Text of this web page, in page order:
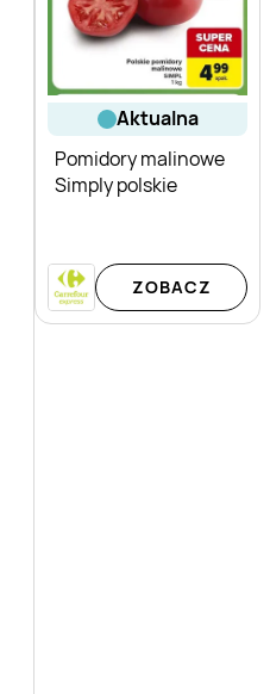
aktualna
Pomidory malinowe
Simply polskie
ZOBACZ